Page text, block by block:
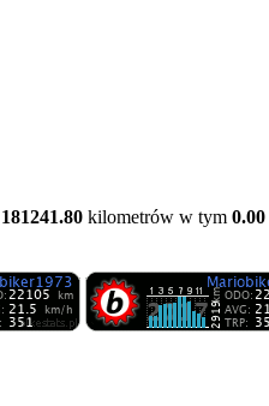
181241.80 kilometrów w tym 0.00